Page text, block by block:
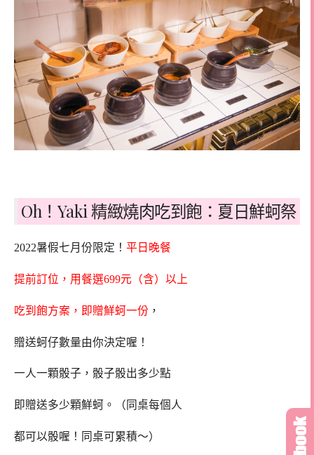
Oh！Yaki 精緻燒肉吃到飽：夏日鮮蚵祭
2022暑假七月份限定！ 平日晚餐
提前訂位，用餐選699元（含）以上
吃到飽方案，即贈鮮蚵一份 ，
贈送蚵仔數量由你決定喔！
一人一顆骰子，骰子骰出多少點
即贈送多少顆鮮蚵。（同桌每個人
都可以骰喔！同桌可累積～）